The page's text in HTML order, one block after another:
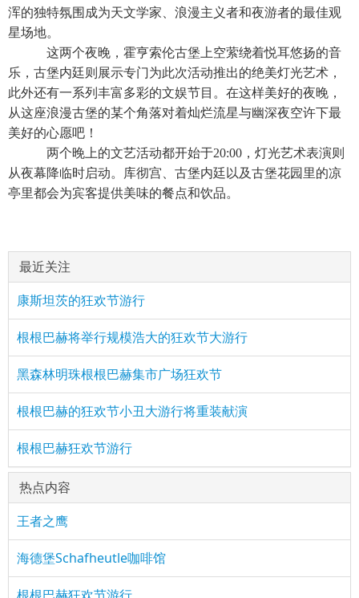
浑的独特氛围成为天文学家、浪漫主义者和夜游者的最佳观
星场地。
这两个夜晚，霍亨索伦古堡上空萦绕着悦耳悠扬的音
乐，古堡内廷则展示专门为此次活动推出的绝美灯光艺术，
此外还有一系列丰富多彩的文娱节目。在这样美好的夜晚，
从这座浪漫古堡的某个角落对着灿烂流星与幽深夜空许下最
美好的心愿吧！
两个晚上的文艺活动都开始于20:00，灯光艺术表演则
从夜幕降临时启动。库彻宫、古堡内廷以及古堡花园里的凉
亭里都会为宾客提供美味的餐点和饮品。
最近关注
康斯坦茨的狂欢节游行
根根巴赫将举行规模浩大的狂欢节大游行
黑森林明珠根根巴赫集市广场狂欢节
根根巴赫的狂欢节小丑大游行将重装献演
根根巴赫狂欢节游行
热点内容
王者之鹰
海德堡Schafheutle咖啡馆